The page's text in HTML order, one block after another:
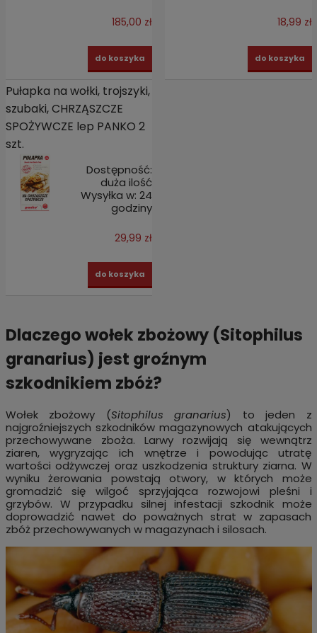
185,00 zł
do koszyka
18,99 zł
do koszyka
Pułapka na wołki, trojszyki,
szubaki, CHRZĄSZCZE
SPOŻYWCZE lep PANKO 2
szt.
Dostępność:
duża ilość
Wysyłka w: 24
godziny
29,99 zł
do koszyka
Dlaczego wołek zbożowy (Sitophilus
granarius) jest groźnym
szkodnikiem zbóż?
Wołek zbożowy (Sitophilus granarius) to jeden z
najgroźniejszych szkodników magazynowych atakujących
przechowywane zboża. Larwy rozwijają się wewnątrz
ziaren, wygryzając ich wnętrze i powodując utratę
wartości odżywczej oraz uszkodzenia struktury ziarna. W
wyniku żerowania powstają otwory, w których może
gromadzić się wilgoć sprzyjająca rozwojowi pleśni i
grzybów. W przypadku silnej infestacji szkodnik może
doprowadzić nawet do poważnych strat w zapasach
zbóż przechowywanych w magazynach i silosach.